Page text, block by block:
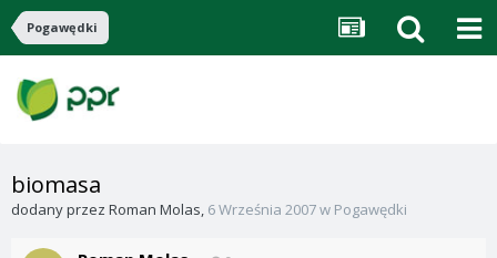
Pogawędki
biomasa
dodany przez Roman Molas, 6 Września 2007w Pogawędki